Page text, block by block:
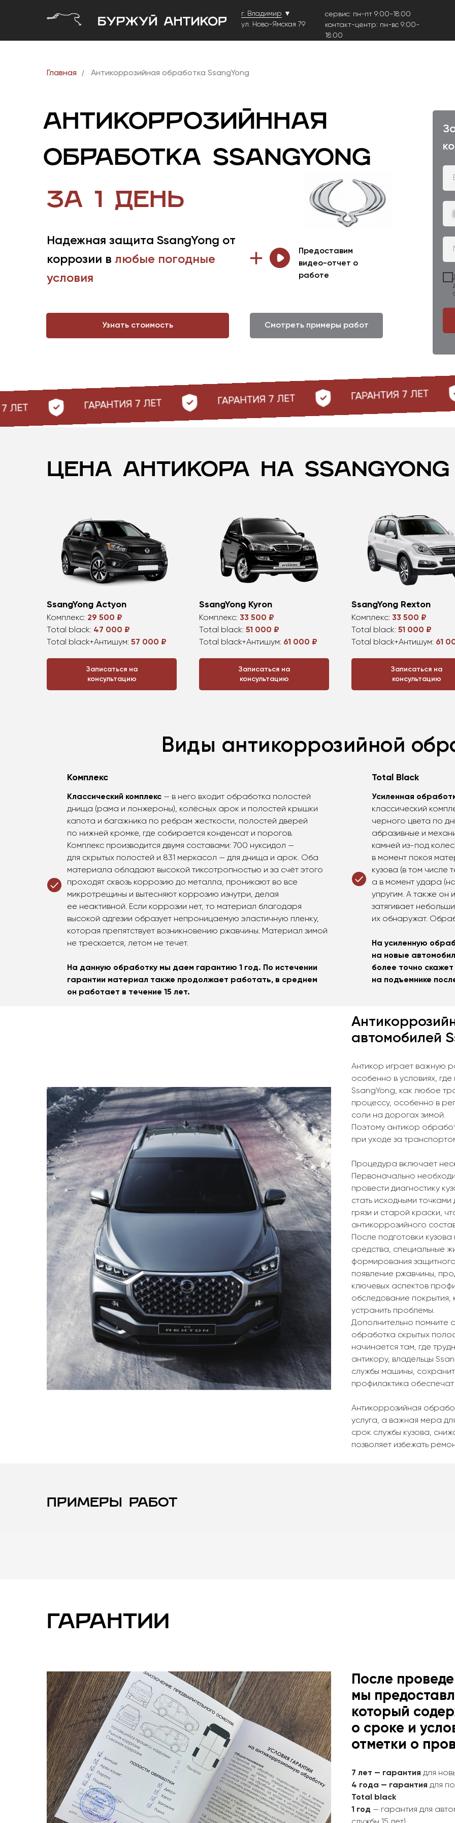
сервис: пн-пт 9:00-18:00
контакт-центр: пн-вс 9:00-
18:00
г. Владимир ▼
ул. Ново-Ямская 79
Главная / Антикоррозийная обработка SsangYong
Надежная защита SsangYong от
коррозии в любые погодные
условия
Узнать стоимость Смотреть примеры работ
за 1 день
Антикоррозийнная
обработка SsangYong
Предоставим
видео-отчет о
работе
7 ЛЕТ ГАРАНТИЯ 7 ЛЕТ ГАРАНТИЯ 7 ЛЕТ ГАРАНТИЯ 7 ЛЕТ
ЦЕНА АНТИКОРА НА SSANGYONG
SsangYong Actyon
Комплекс: 29 500 ₽
Total black: 47 000 ₽
Total black+Антишум: 57 000 ₽
Записаться на
консультацию
SsangYong Kyron
Комплекс: 33 500 ₽
Total black: 51 000 ₽
Total black+Антишум: 61 000 ₽
Записаться на
консультацию
SsangYong Rexton
Комплекс: 33 500 ₽
Total black: 51 000 ₽
Total black+Антишум: 61
Записаться на
консультацию
Виды антикоррозийной
Комплекс
Классический комплекс — в него входит обработка полостей
днища (рама и лонжероны), колёсных арок и полостей крышки
капота и багажника по ребрам жесткости, полостей дверей
по нижней кромке, где собирается конденсат и порогов.
Комплекс производится двумя составами: 700 нуксидол —
для скрытых полостей и 831 меркасол — для днища и арок. Оба
материала обладают высокой тиксотропностью и за счёт этого
проходят сквозь коррозию до металла, проникают во все
микротрещины и вытесняют коррозию изнутри, делая
ее неактивной. Если коррозии нет, то материал благодаря
высокой адгезии образует непроницаемую эластичную пленку,
которая препятствует возникновению ржавчины. Материал зимой
не трескается, летом не течет.
На данную обработку мы даем гарантию 1 год. По истечении
гарантии материал также продолжает работать, в среднем
он работает в течение 15 лет.
Total Black
Усиленная
классический
черного цвета по
абразивные и
камней из-под
в момент покоя
кузова (в том числе
а в момент удара
упругим. А также он
затягивает
их обнаружат.
На усиленную
на новые
более точно
на подъемнике
автомобилей
Антикор играет важную
особенно в условиях,
SsangYong, как любое
процессу, особенно в
соли на дорогах зимой.
Поэтому антикор
при уходе за
Процедура включает
Первоначально
провести диагностику
стать исходными
грязи и старой краски,
антикоррозийного
После подготовки
средства, специальные
формирования
появление ржавчины,
ключевых аспектов
обследование покрытия,
устранить проблемы.
Дополнительно помните
обработка скрытых
начинается там, где
антикору, владельцы
службы машины,
профилактика
Антикоррозийная
услуга, а важная мера
срок службы кузова,
позволяет избежать
Примеры работ
ГАРАНТИИ
После
мы
который
о сроке и
отметки о
7 лет — гарантия для
4 года — гарантия для
Total black
1 год — гарантия для